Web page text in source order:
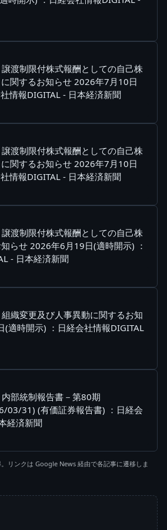
渡制限付株式報酬としての自己株
関するお知らせ 2026年7月10日
情報DIGITAL - 日本経済新聞
渡制限付株式報酬としての自己株
関するお知らせ 2026年7月10日
情報DIGITAL - 日本経済新聞
渡制限付株式報酬としての自己株
らせ 2026年6月19日(適時開示) ：
- 日本経済新聞
織変更及び人事異動に関するお知
(適時開示) ：日経会社情報DIGITAL
部統制報告書－第80期
31) (有価証券報告書) ：日経会
経済新聞
リンクは Google News 経由で各記事に遷移しま